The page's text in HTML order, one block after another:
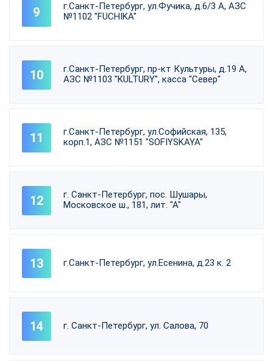
г.Санкт-Петербург, ул.Фучика, д.6/3 А, АЗС
№1102 "FUCHIKA"
г.Санкт-Петербург, пр-кт Культуры, д.19 А,
АЗС №1103 "KULTURY", касса "Север"
г.Санкт-Петербург, ул.Софийская, 135,
корп.1, АЗС №1151 "SOFIYSKAYA"
г. Санкт-Петербург, пос. Шушары,
Московское ш., 181, лит. "А"
г.Санкт-Петербург, ул.Есенина, д.23 к. 2
г. Санкт-Петербург, ул. Салова, 70